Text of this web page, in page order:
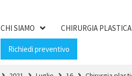
CHI SIAMO CHIRURGIA PLASTICA
Richiedi preventivo